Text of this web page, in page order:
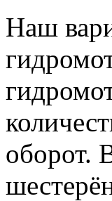
Наш
оборот.